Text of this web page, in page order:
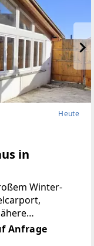
Heute
in
Winter-
erhalten Sie
0664 - 17 87
Anfrage